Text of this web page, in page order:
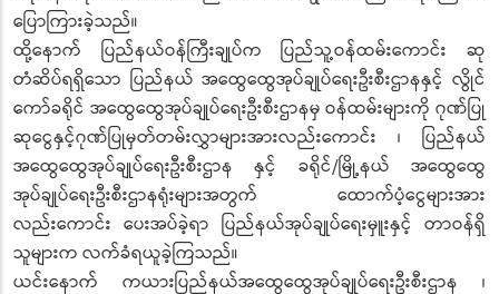
ပြောကြားခဲ့သည်။
ထို့နောက် ပြည်နယ်ဝန်ကြီးချုပ်က ပြည်သူ့ဝန်ထမ်းကောင်း ဆု
တံဆိပ်ရရှိသော ပြည်နယ် အထွေထွေအုပ်ချုပ်ရေးဦးစီးဌာနနှင့် လွိုင်
ကော်ခရိုင် အထွေထွေအုပ်ချုပ်ရေးဦးစီးဌာနမှ ဝန်ထမ်းများကို ဂုဏ်ပြု
ဆုငွေနှင့်ဂုဏ်ပြုမှတ်တမ်းလွှာများအားလည်းကောင်း ၊ ပြည်နယ်
အထွေထွေအုပ်ချုပ်ရေးဦးစီးဌာန နှင့် ခရိုင်/မြို့နယ် အထွေထွေ
အုပ်ချုပ်ရေးဦးစီးဌာနရုံးများအတွက် ထောက်ပံ့ငွေများအား
လည်းကောင်း ပေးအပ်ခဲ့ရာ ပြည်နယ်အုပ်ချုပ်ရေးမှူးနှင့် တာဝန်ရှိ
သူများက လက်ခံရယူခဲ့ကြသည်။
ယင်းနောက် ကယားပြည်နယ်အထွေထွေအုပ်ချုပ်ရေးဦးစီးဌာန ၊